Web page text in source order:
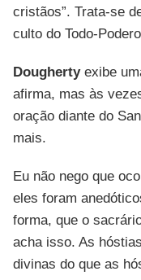
cristãos”. Trata-se
culto do Todo-
Doughertyexibe
afirma, mas às
oração diante do
mais.
Eu não nego que
eles foram
forma, que o
acha isso. As
divinas do que as